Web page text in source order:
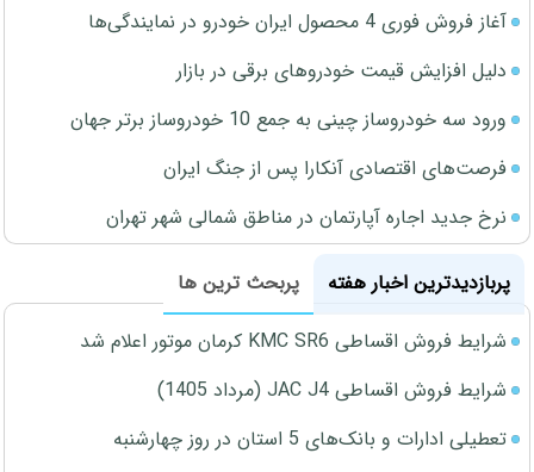
آغاز فروش فوری 4 محصول ایران خودرو در نمایندگی‌ها
دلیل افزایش قیمت خودروهای برقی در بازار
ورود سه خودروساز چینی به جمع 10 خودروساز برتر جهان
فرصت‌های اقتصادی آنکارا پس از جنگ ایران
نرخ جدید اجاره آپارتمان در مناطق شمالی شهر تهران
پربازدیدترین اخبار هفته
پربحث ترین ها
شرایط فروش اقساطی KMC SR6 کرمان موتور اعلام شد
شرایط فروش اقساطی JAC J4 (مرداد 1405)
تعطیلی ادارات و بانک‌های 5 استان در روز چهارشنبه